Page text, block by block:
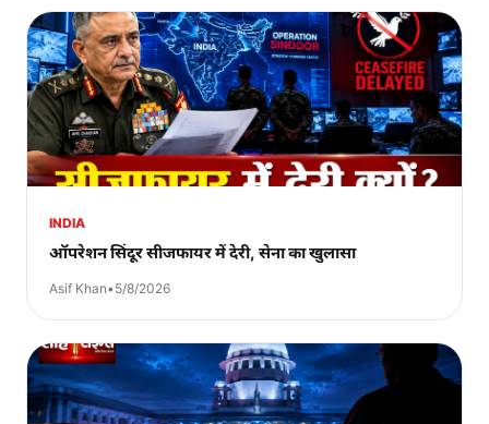
INDIA
ऑपरेशन सिंदूर सीजफायर में देरी, सेना का खुलासा
Asif Khan•5/8/2026